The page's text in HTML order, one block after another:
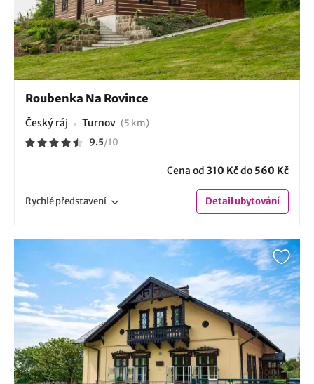
Roubenka Na Rovince
Český ráj Turnov (5 km)
9.5/10
Cena od 310 Kčdo 560 Kč
Rychlépředstavení Detailubytování